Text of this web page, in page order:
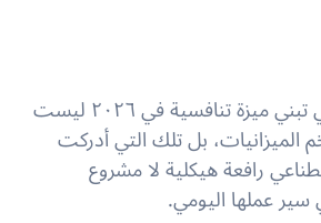
فرق المشتريات التي تبني ميزة تنافسية في ٢٠٢٦ ليست
بل تلك التي أدركت
رافعة هيكلية لا مشروع
عملها اليومي.